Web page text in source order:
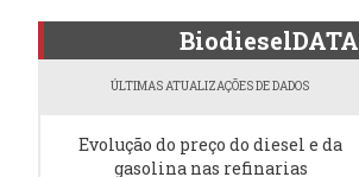
BiodieselDATA
ÚLTIMAS ATUALIZAÇÕES DE DADOS
Evolução do preço do diesel e da
gasolina nas refinarias